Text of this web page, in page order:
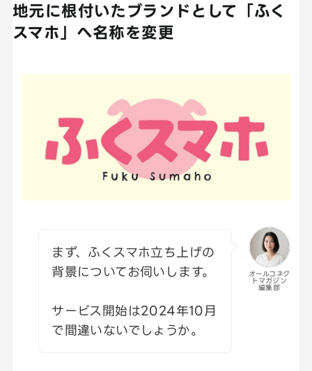
地元に根付いたブランドとして「ふく
スマホ」へ名称を変更
オールコネク
トマガジン
編集部
まず、ふくスマホ立ち上げの
背景についてお伺いします。
サービス開始は2024年10月
で間違いないでしょうか。